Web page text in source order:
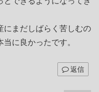
にまだしばらく苦しむの
に良かったです。
返信